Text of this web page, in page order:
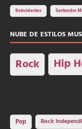
Reincidentes Santander
NUBE DE ESTILOS
Rock Hip
Pop Rock